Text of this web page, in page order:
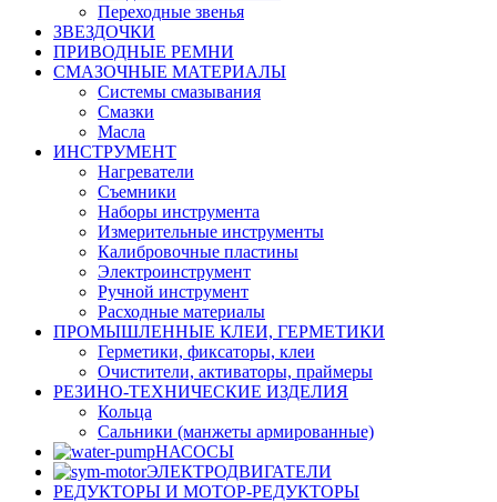
Переходные звенья
ЗВЕЗДОЧКИ
ПРИВОДНЫЕ РЕМНИ
СМАЗОЧНЫЕ МАТЕРИАЛЫ
Системы смазывания
Смазки
Масла
ИНСТРУМЕНТ
Нагреватели
Съемники
Наборы инструмента
Измерительные инструменты
Калибровочные пластины
Электроинструмент
Ручной инструмент
Расходные материалы
ПРОМЫШЛЕННЫЕ КЛЕИ, ГЕРМЕТИКИ
Герметики, фиксаторы, клеи
Очистители, активаторы, праймеры
РЕЗИНО-ТЕХНИЧЕСКИЕ ИЗДЕЛИЯ
Кольца
Сальники (манжеты армированные)
НАСОСЫ
ЭЛЕКТРОДВИГАТЕЛИ
РЕДУКТОРЫ И МОТОР-РЕДУКТОРЫ